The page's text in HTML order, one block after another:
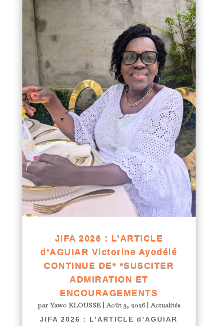
JIFA 2026 : L’ARTICLE
d’AGUIAR Victorine Ayodélé
CONTINUE DE* *SUSCITER
ADMIRATION ET
ENCOURAGEMENTS
parYawo KLOUSSE|Août 3, 2026|Actualités
JIFA 2026 : L'ARTICLE d’AGUIAR